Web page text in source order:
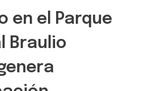
en el Parque
Braulio